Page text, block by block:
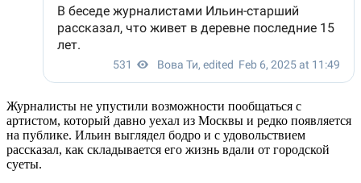
Журналисты не упустили возможности пообщаться с
артистом, который давно уехал из Москвы и редко появляется
на публике. Ильин выглядел бодро и с удовольствием
рассказал, как складывается его жизнь вдали от городской
суеты.